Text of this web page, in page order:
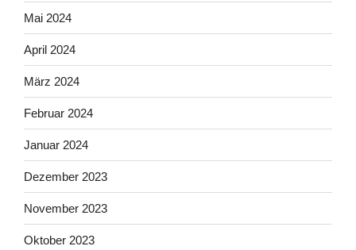
Mai 2024
April 2024
März 2024
Februar 2024
Januar 2024
Dezember 2023
November 2023
Oktober 2023